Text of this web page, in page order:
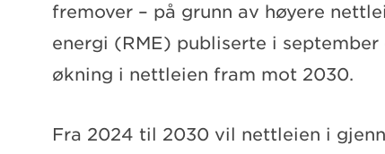
fremover – på grunn av høyere
energi (RME) publiserte i
økning i nettleien fram mot 2030.
Fra 2024 til 2030 vil nettleien i